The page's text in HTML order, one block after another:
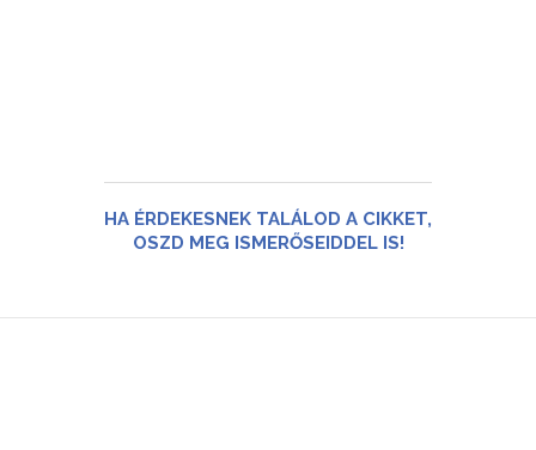
HA ÉRDEKESNEK TALÁLOD A CIKKET,
OSZD MEG ISMERŐSEIDDEL IS!